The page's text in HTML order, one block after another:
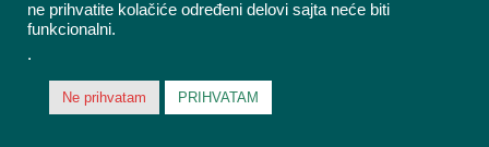
ne prihvatite kolačiće određeni delovi sajta neće biti
funkcionalni.
.
Ne prihvatam PRIHVATAM